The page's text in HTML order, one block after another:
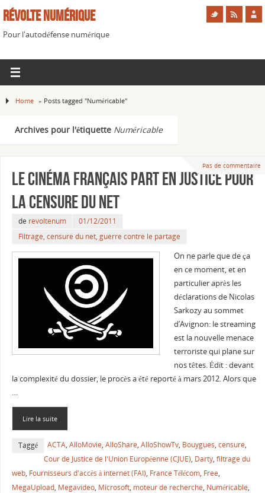
Révolte Numérique
Pour l'autodéfense numérique
Home » Posts tagged "Numéricable"
Archives pour l'étiquette Numéricable
Pas de commentaire
Le cinéma français part en justice pour
la censure du net
de revoltenum
01/12/2011
Filtrage, censure du net, guerre contre le partage
On ne parle que de ça
en ce moment, et en
particulier après les
déclarations de Nicolas
Sarkozy au sommet
d’Avignon: le streaming
est la nouvelle menace
terroriste qui plane sur
nos têtes. Édit : devant
la complexité du dossier, le procès a été reporté à mars 2012. Alors que
…
Lire la suite
Taggé ACTA, AlloMovie, AlloShare, AlloShowTv, Bouygues, censure,
Cour de Justice de l'Union Européenne (CJUE), Darty, filtrage du
web, Fournisseurs d'accès à internet (FAI), France Télécom, Free,
MegaUpload, Megavideo, Microsoft, moteur de recherche, Numéricable,